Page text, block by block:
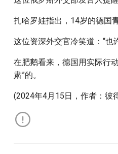
扎哈罗娃指出，14岁的德国
这位资深外交官冷笑道：“
在肥鹅看来，德国用实际行
肃”的。
(2024年4月15日，作者：彼